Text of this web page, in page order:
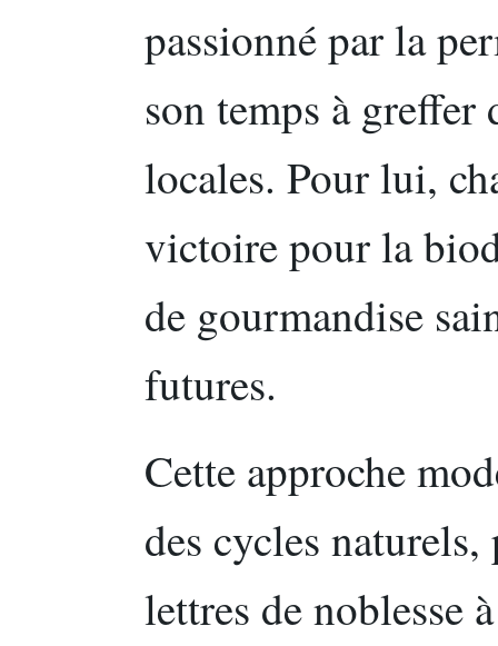
passionné par la
son temps à greffer
locales. Pour lui,
victoire pour la
de gourmandise
futures.
Cette approche
des cycles
lettres de noblesse